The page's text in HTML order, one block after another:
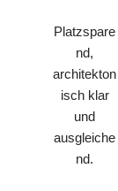
Platzspare
nd,
architekton
isch klar
und
ausgleiche
nd.